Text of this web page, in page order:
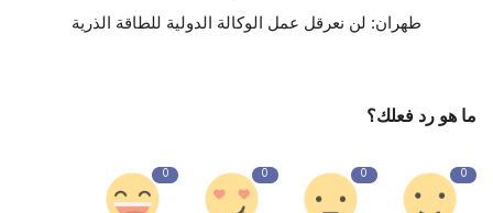
طهران: لن نعرقل عمل الوكالة الدولية للطاقة الذرية
ما هو رد فعلك؟
0
0
0
0